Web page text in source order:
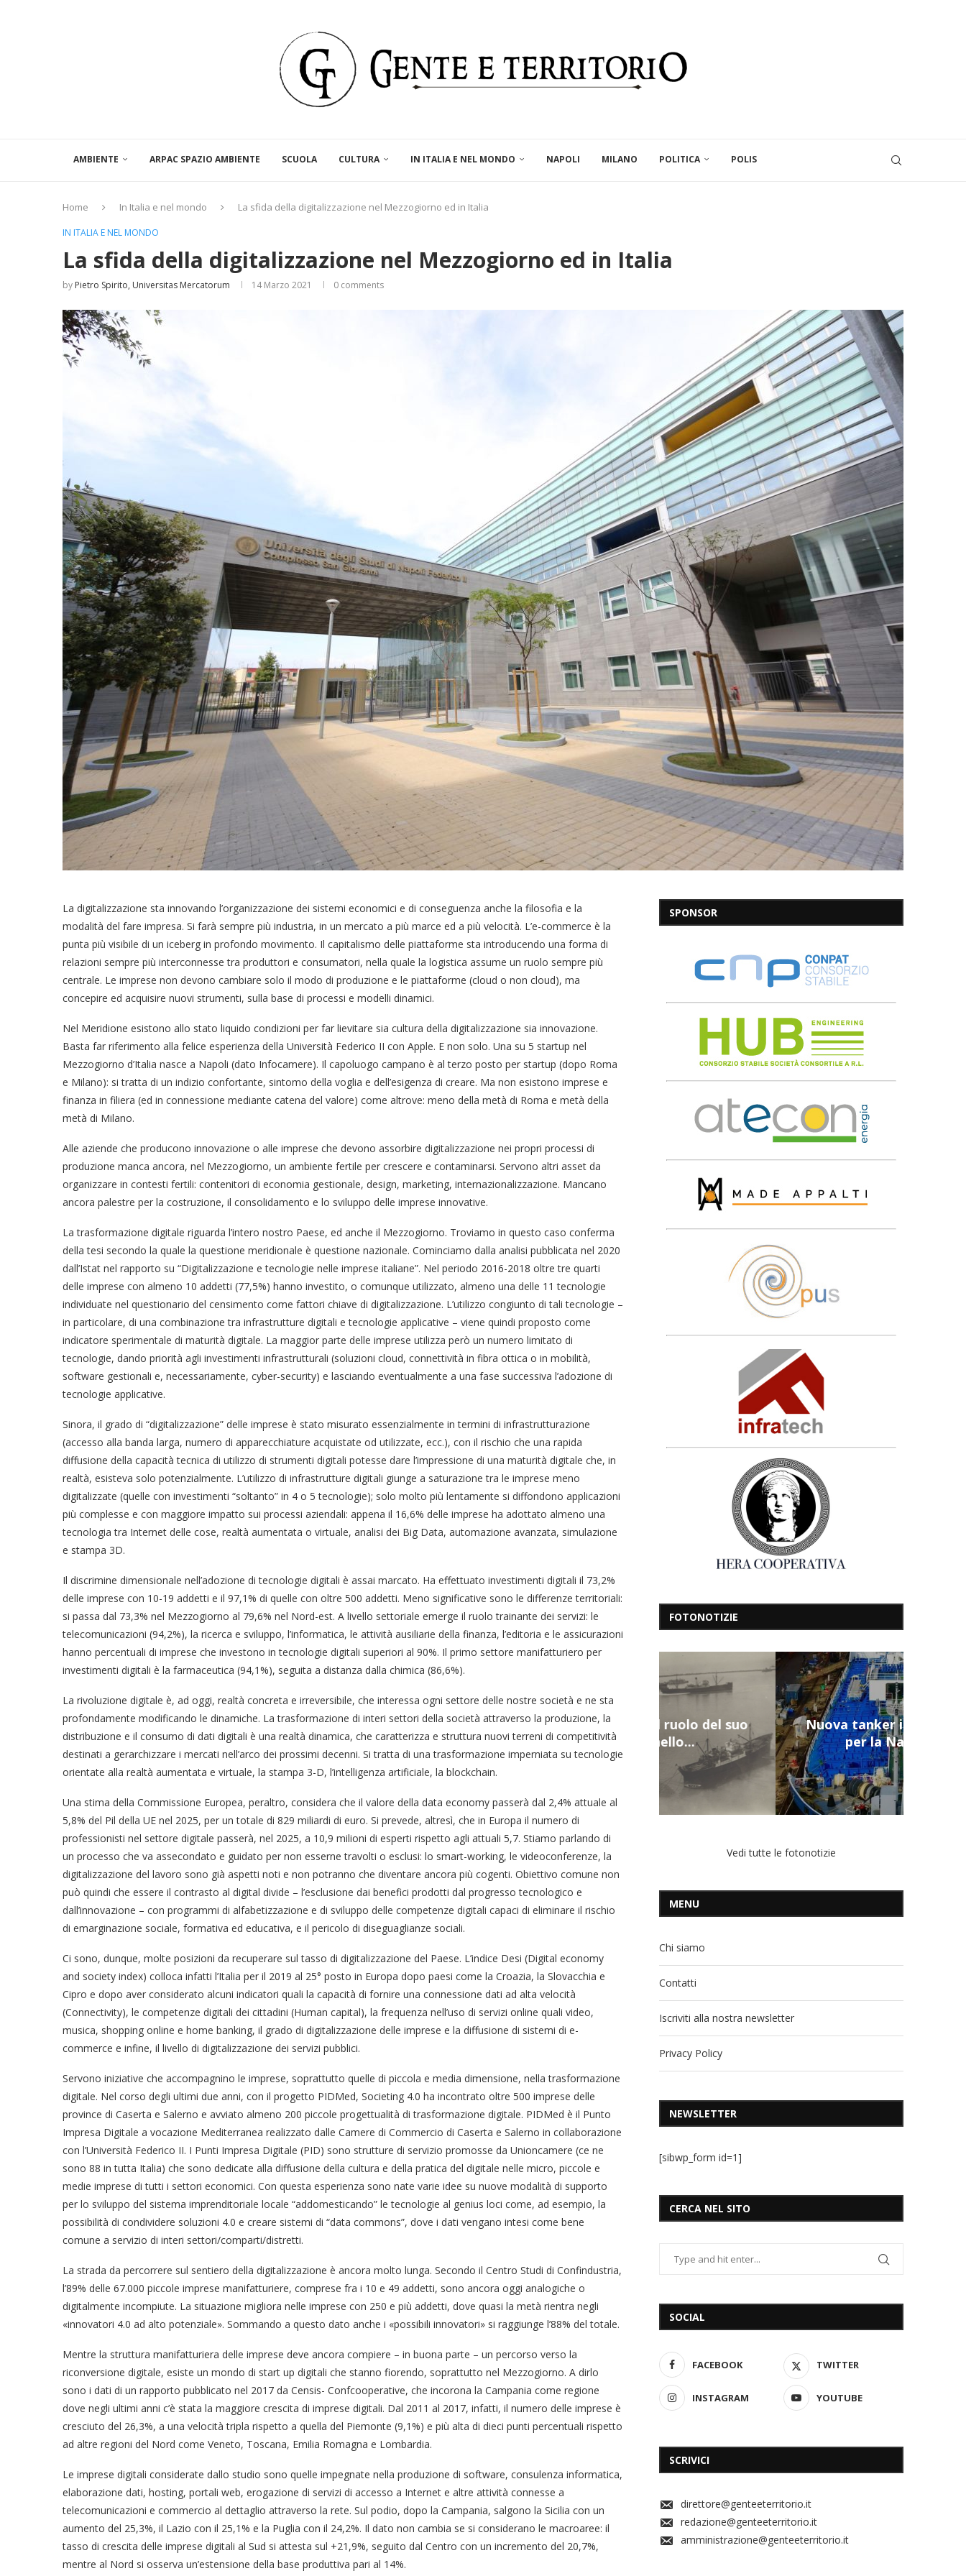
AMBIENTE ARPAC SPAZIO AMBIENTE SCUOLA CULTURA IN ITALIA E NEL MONDO NAPOLI MILANO POLITICA POLIS
Home In Italia e nel mondo La sfida della digitalizzazione nel Mezzogiorno ed in Italia
IN ITALIA E NEL MONDO
La sfida della digitalizzazione nel Mezzogiorno ed in Italia
by Pietro Spirito, Universitas Mercatorum 14 Marzo 2021 0 comments
La digitalizzazione sta innovando l’organizzazione dei sistemi economici e di conseguenza anche la filosofia e la
modalità del fare impresa. Si farà sempre più industria, in un mercato a più marce ed a più velocità. L’e-commerce è la
punta più visibile di un iceberg in profondo movimento. Il capitalismo delle piattaforme sta introducendo una forma di
relazioni sempre più interconnesse tra produttori e consumatori, nella quale la logistica assume un ruolo sempre più
centrale. Le imprese non devono cambiare solo il modo di produzione e le piattaforme (cloud o non cloud), ma
concepire ed acquisire nuovi strumenti, sulla base di processi e modelli dinamici.
Nel Meridione esistono allo stato liquido condizioni per far lievitare sia cultura della digitalizzazione sia innovazione.
Basta far riferimento alla felice esperienza della Università Federico II con Apple. E non solo. Una su 5 startup nel
Mezzogiorno d’Italia nasce a Napoli (dato Infocamere). Il capoluogo campano è al terzo posto per startup (dopo Roma
e Milano): si tratta di un indizio confortante, sintomo della voglia e dell’esigenza di creare. Ma non esistono imprese e
finanza in filiera (ed in connessione mediante catena del valore) come altrove: meno della metà di Roma e metà della
metà di Milano.
Alle aziende che producono innovazione o alle imprese che devono assorbire digitalizzazione nei propri processi di
produzione manca ancora, nel Mezzogiorno, un ambiente fertile per crescere e contaminarsi. Servono altri asset da
organizzare in contesti fertili: contenitori di economia gestionale, design, marketing, internazionalizzazione. Mancano
ancora palestre per la costruzione, il consolidamento e lo sviluppo delle imprese innovative.
La trasformazione digitale riguarda l’intero nostro Paese, ed anche il Mezzogiorno. Troviamo in questo caso conferma
della tesi secondo la quale la questione meridionale è questione nazionale. Cominciamo dalla analisi pubblicata nel 2020
dall’Istat nel rapporto su “Digitalizzazione e tecnologie nelle imprese italiane”. Nel periodo 2016-2018 oltre tre quarti
delle imprese con almeno 10 addetti (77,5%) hanno investito, o comunque utilizzato, almeno una delle 11 tecnologie
individuate nel questionario del censimento come fattori chiave di digitalizzazione. L’utilizzo congiunto di tali tecnologie –
in particolare, di una combinazione tra infrastrutture digitali e tecnologie applicative – viene quindi proposto come
indicatore sperimentale di maturità digitale. La maggior parte delle imprese utilizza però un numero limitato di
tecnologie, dando priorità agli investimenti infrastrutturali (soluzioni cloud, connettività in fibra ottica o in mobilità,
software gestionali e, necessariamente, cyber-security) e lasciando eventualmente a una fase successiva l’adozione di
tecnologie applicative.
Sinora, il grado di “digitalizzazione” delle imprese è stato misurato essenzialmente in termini di infrastrutturazione
(accesso alla banda larga, numero di apparecchiature acquistate od utilizzate, ecc.), con il rischio che una rapida
diffusione della capacità tecnica di utilizzo di strumenti digitali potesse dare l’impressione di una maturità digitale che, in
realtà, esisteva solo potenzialmente. L’utilizzo di infrastrutture digitali giunge a saturazione tra le imprese meno
digitalizzate (quelle con investimenti “soltanto” in 4 o 5 tecnologie); solo molto più lentamente si diffondono applicazioni
più complesse e con maggiore impatto sui processi aziendali: appena il 16,6% delle imprese ha adottato almeno una
tecnologia tra Internet delle cose, realtà aumentata o virtuale, analisi dei Big Data, automazione avanzata, simulazione
e stampa 3D.
Il discrimine dimensionale nell’adozione di tecnologie digitali è assai marcato. Ha effettuato investimenti digitali il 73,2%
delle imprese con 10-19 addetti e il 97,1% di quelle con oltre 500 addetti. Meno significative sono le differenze territoriali:
si passa dal 73,3% nel Mezzogiorno al 79,6% nel Nord-est. A livello settoriale emerge il ruolo trainante dei servizi: le
telecomunicazioni (94,2%), la ricerca e sviluppo, l’informatica, le attività ausiliarie della finanza, l’editoria e le assicurazioni
hanno percentuali di imprese che investono in tecnologie digitali superiori al 90%. Il primo settore manifatturiero per
investimenti digitali è la farmaceutica (94,1%), seguita a distanza dalla chimica (86,6%).
La rivoluzione digitale è, ad oggi, realtà concreta e irreversibile, che interessa ogni settore delle nostre società e ne sta
profondamente modificando le dinamiche. La trasformazione di interi settori della società attraverso la produzione, la
distribuzione e il consumo di dati digitali è una realtà dinamica, che caratterizza e struttura nuovi terreni di competitività
destinati a gerarchizzare i mercati nell’arco dei prossimi decenni. Si tratta di una trasformazione imperniata su tecnologie
orientate alla realtà aumentata e virtuale, la stampa 3-D, l’intelligenza artificiale, la blockchain.
Una stima della Commissione Europea, peraltro, considera che il valore della data economy passerà dal 2,4% attuale al
5,8% del Pil della UE nel 2025, per un totale di 829 miliardi di euro. Si prevede, altresì, che in Europa il numero di
professionisti nel settore digitale passerà, nel 2025, a 10,9 milioni di esperti rispetto agli attuali 5,7. Stiamo parlando di
un processo che va assecondato e guidato per non esserne travolti o esclusi: lo smart-working, le videoconferenze, la
digitalizzazione del lavoro sono già aspetti noti e non potranno che diventare ancora più cogenti. Obiettivo comune non
può quindi che essere il contrasto al digital divide – l’esclusione dai benefici prodotti dal progresso tecnologico e
dall’innovazione – con programmi di alfabetizzazione e di sviluppo delle competenze digitali capaci di eliminare il rischio
di emarginazione sociale, formativa ed educativa, e il pericolo di diseguaglianze sociali.
Ci sono, dunque, molte posizioni da recuperare sul tasso di digitalizzazione del Paese. L’indice Desi (Digital economy
and society index) colloca infatti l’Italia per il 2019 al 25° posto in Europa dopo paesi come la Croazia, la Slovacchia e
Cipro e dopo aver considerato alcuni indicatori quali la capacità di fornire una connessione dati ad alta velocità
(Connectivity), le competenze digitali dei cittadini (Human capital), la frequenza nell’uso di servizi online quali video,
musica, shopping online e home banking, il grado di digitalizzazione delle imprese e la diffusione di sistemi di e-
commerce e infine, il livello di digitalizzazione dei servizi pubblici.
Servono iniziative che accompagnino le imprese, soprattutto quelle di piccola e media dimensione, nella trasformazione
digitale. Nel corso degli ultimi due anni, con il progetto PIDMed, Societing 4.0 ha incontrato oltre 500 imprese delle
province di Caserta e Salerno e avviato almeno 200 piccole progettualità di trasformazione digitale. PIDMed è il Punto
Impresa Digitale a vocazione Mediterranea realizzato dalle Camere di Commercio di Caserta e Salerno in collaborazione
con l’Università Federico II. I Punti Impresa Digitale (PID) sono strutture di servizio promosse da Unioncamere (ce ne
sono 88 in tutta Italia) che sono dedicate alla diffusione della cultura e della pratica del digitale nelle micro, piccole e
medie imprese di tutti i settori economici. Con questa esperienza sono nate varie idee su nuove modalità di supporto
per lo sviluppo del sistema imprenditoriale locale “addomesticando” le tecnologie al genius loci come, ad esempio, la
possibilità di condividere soluzioni 4.0 e creare sistemi di “data commons”, dove i dati vengano intesi come bene
comune a servizio di interi settori/comparti/distretti.
La strada da percorrere sul sentiero della digitalizzazione è ancora molto lunga. Secondo il Centro Studi di Confindustria,
l’89% delle 67.000 piccole imprese manifatturiere, comprese fra i 10 e 49 addetti, sono ancora oggi analogiche o
digitalmente incompiute. La situazione migliora nelle imprese con 250 e più addetti, dove quasi la metà rientra negli
«innovatori 4.0 ad alto potenziale». Sommando a questo dato anche i «possibili innovatori» si raggiunge l’88% del totale.
Mentre la struttura manifatturiera delle imprese deve ancora compiere – in buona parte – un percorso verso la
riconversione digitale, esiste un mondo di start up digitali che stanno fiorendo, soprattutto nel Mezzogiorno. A dirlo
sono i dati di un rapporto pubblicato nel 2017 da Censis- Confcooperative, che incorona la Campania come regione
dove negli ultimi anni c’è stata la maggiore crescita di imprese digitali. Dal 2011 al 2017, infatti, il numero delle imprese è
cresciuto del 26,3%, a una velocità tripla rispetto a quella del Piemonte (9,1%) e più alta di dieci punti percentuali rispetto
ad altre regioni del Nord come Veneto, Toscana, Emilia Romagna e Lombardia.
Le imprese digitali considerate dallo studio sono quelle impegnate nella produzione di software, consulenza informatica,
elaborazione dati, hosting, portali web, erogazione di servizi di accesso a Internet e altre attività connesse a
telecomunicazioni e commercio al dettaglio attraverso la rete. Sul podio, dopo la Campania, salgono la Sicilia con un
aumento del 25,3%, il Lazio con il 25,1% e la Puglia con il 24,2%. Il dato non cambia se si considerano le macroaree: il
tasso di crescita delle imprese digitali al Sud si attesta sul +21,9%, seguito dal Centro con un incremento del 20,7%,
mentre al Nord si osserva un’estensione della base produttiva pari al 14%.
SPONSOR
FOTONOTIZIE
Licata celebra il ruolo del suo
porto nello...
Nuova tanker in acciaio inox
per la Navalmed
Una barca entra nel Fiordo di
Crapolla violando...
“Un’Ape tra le pagine”, prestito
digitale gratuito e...
“La Grazia” di Sorrentino
presentato da Milvia Marigliano
Licata celebra il ruolo del suo
porto nello...
Nuova tanker in acciaio inox
per la Navalmed
Vedi tutte le fotonotizie
MENU
Chi siamo
Contatti
Iscriviti alla nostra newsletter
Privacy Policy
NEWSLETTER
[sibwp_form id=1]
CERCA NEL SITO
SOCIAL
FACEBOOK TWITTER
INSTAGRAM YOUTUBE
SCRIVICI
direttore@genteeterritorio.it
redazione@genteeterritorio.it
amministrazione@genteeterritorio.it